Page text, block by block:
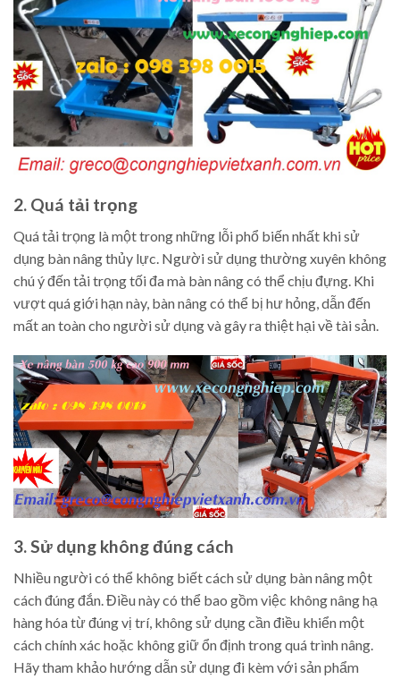
2. Quá tải trọng
Quá tải trọng là một trong những lỗi phổ biến nhất khi sử
dụng bàn nâng thủy lực. Người sử dụng thường xuyên không
chú ý đến tải trọng tối đa mà bàn nâng có thể chịu đựng. Khi
vượt quá giới hạn này, bàn nâng có thể bị hư hỏng, dẫn đến
mất an toàn cho người sử dụng và gây ra thiệt hại về tài sản.
3. Sử dụng không đúng cách
Nhiều người có thể không biết cách sử dụng bàn nâng một
cách đúng đắn. Điều này có thể bao gồm việc không nâng hạ
hàng hóa từ đúng vị trí, không sử dụng cần điều khiển một
cách chính xác hoặc không giữ ổn định trong quá trình nâng.
Hãy tham khảo hướng dẫn sử dụng đi kèm với sản phẩm